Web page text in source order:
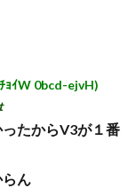
ｮｲW 0bcd-ejvH)
たからV3が１番
ん